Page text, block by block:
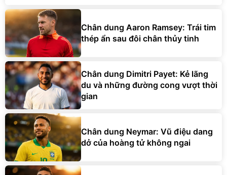
Chân dung Aaron Ramsey: Trái tim
thép ẩn sau đôi chân thủy tinh
Chân dung Dimitri Payet: Kẻ lãng
du và những đường cong vượt thời
gian
Chân dung Neymar: Vũ điệu dang
dở của hoàng tử không ngai